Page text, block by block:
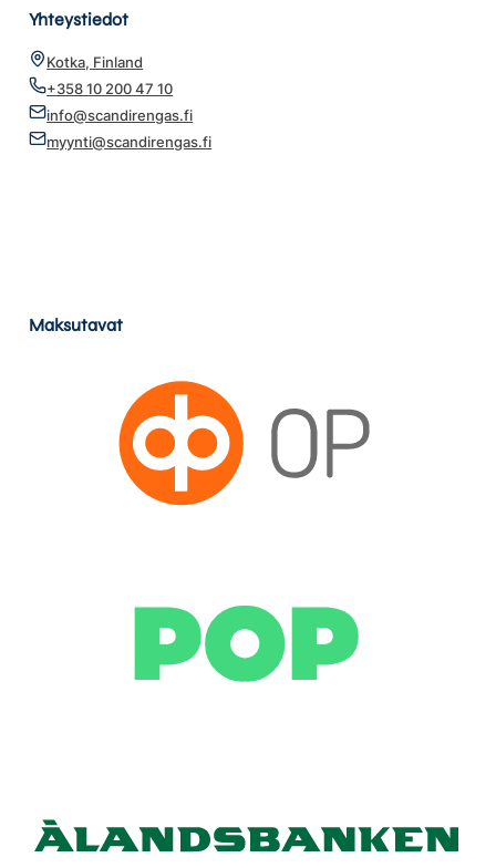
Yhteystiedot
Kotka, Finland
+358 10 200 47 10
info@scandirengas.fi
myynti@scandirengas.fi
Maksutavat